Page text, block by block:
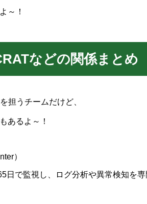
～！
などの関係まとめ
担うチームだけど、
あるよ～！
）
日で監視し、ログ分析や異常検知を専